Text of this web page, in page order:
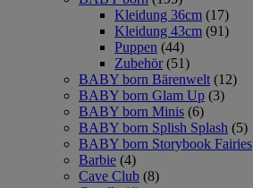
Kleidung 36cm (17)
Kleidung 43cm (91)
Puppen (44)
Zubehör (51)
BABY born Bärenwelt (12)
BABY born Glam Up (3)
BABY born Minis (6)
BABY born Splish Splash (5)
BABY born Storybook Fairies
Barbie (4)
Cave Club (8)